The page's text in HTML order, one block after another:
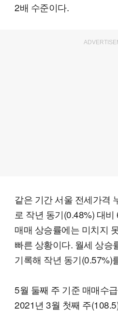
2배 수준이다.
같은 기간 서울 전세가격
로 작년 동기(0.48%) 대
매매 상승률에는 미치지
빠른 상황이다. 월세 상승
기록해 작년 동기(0.57%)
5월 둘째 주 기준 매매수
2021년 3월 첫째 주